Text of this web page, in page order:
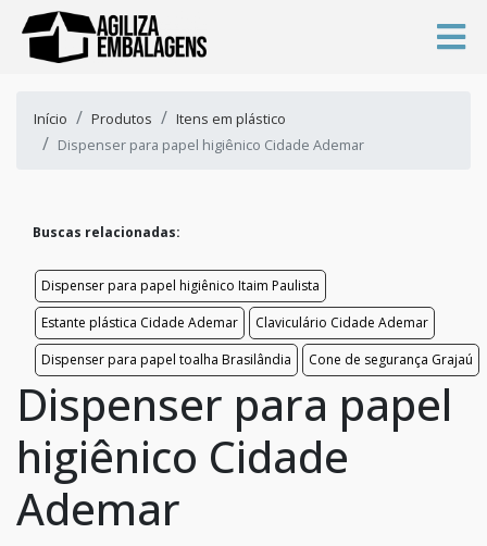
Início Produtos
Itens em plástico
Dispenser para papel higiênico Cidade Ademar
Buscas relacionadas:
Dispenser para papel higiênico Itaim Paulista
Estante plástica Cidade Ademar
Claviculário Cidade Ademar
Dispenser para papel toalha Brasilândia
Cone de segurança Grajaú
Dispenser para papel
higiênico Cidade
Ademar